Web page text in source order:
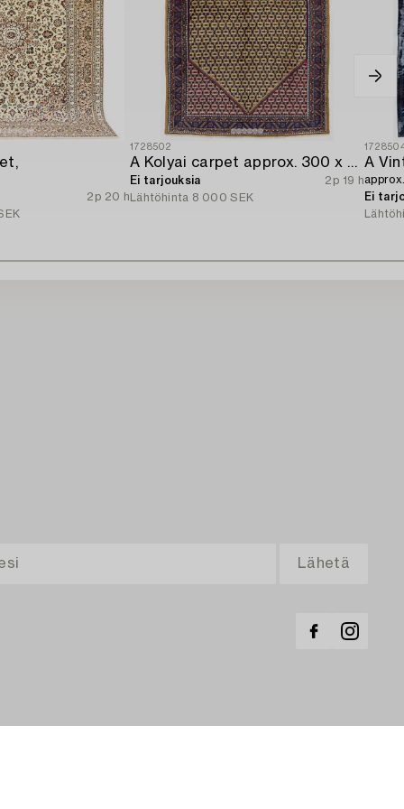
2p 20 h
1728502
A Kolyai carpet approx. 300 x 215 cm.
Ei tarjouksia
2p 19 h
Lähtöhinta 8 000 SEK
A
Ei